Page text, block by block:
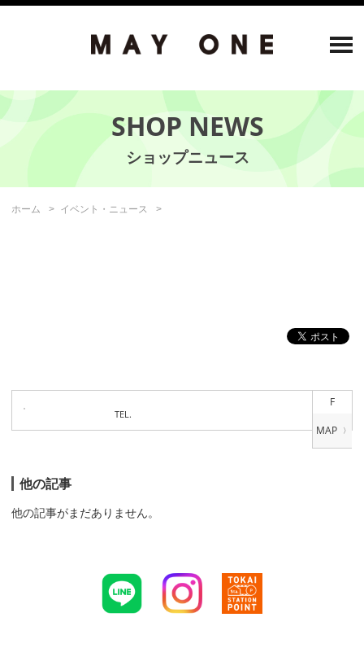
SHOP NEWS
ホーム イベント・ニュース
F
TEL.
他の記事
他の記事がまだありません。